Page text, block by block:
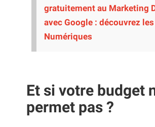
gratuitement au Marketing
avec Google : découvrez
Numériques
Et si votre budget
permet pas ?